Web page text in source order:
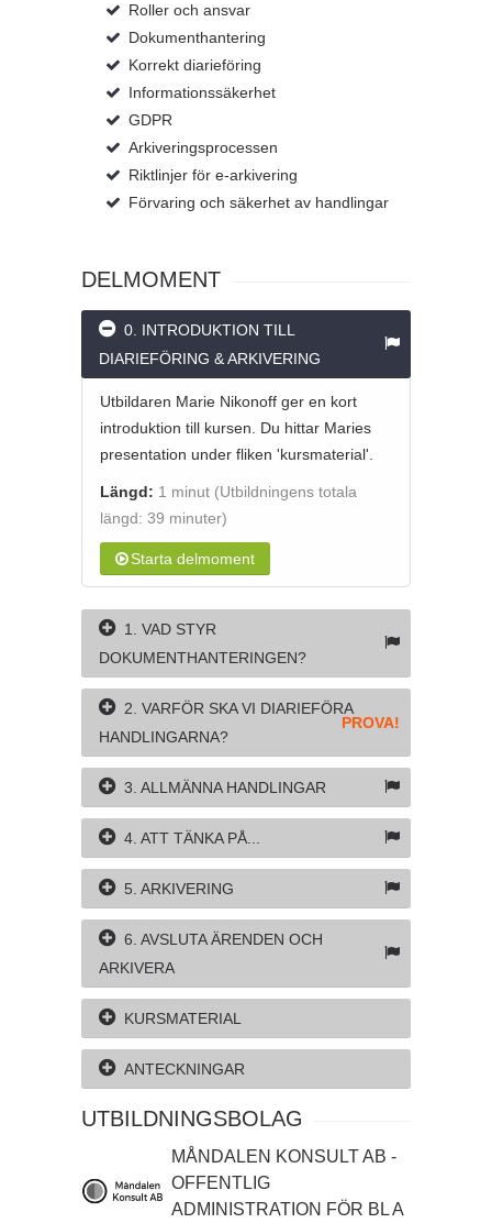
Roller och ansvar
Dokumenthantering
Korrekt diarieföring
Informationssäkerhet
GDPR
Arkiveringsprocessen
Riktlinjer för e-arkivering
Förvaring och säkerhet av handlingar
DELMOMENT
0. INTRODUKTION TILL
DIARIEFÖRING & ARKIVERING
Utbildaren Marie Nikonoff ger en kort
introduktion till kursen. Du hittar Maries
presentation under fliken 'kursmaterial'.
Längd: 1 minut (Utbildningens totala
längd: 39 minuter)
Starta delmoment
1. VAD STYR
DOKUMENTHANTERINGEN?
2. VARFÖR SKA VI DIARIEFÖRA
HANDLINGARNA?
PROVA!
3. ALLMÄNNA HANDLINGAR
4. ATT TÄNKA PÅ...
5. ARKIVERING
6. AVSLUTA ÄRENDEN OCH
ARKIVERA
KURSMATERIAL
ANTECKNINGAR
UTBILDNINGSBOLAG
MÅNDALEN KONSULT AB -
OFFENTLIG
ADMINISTRATION FÖR BL A